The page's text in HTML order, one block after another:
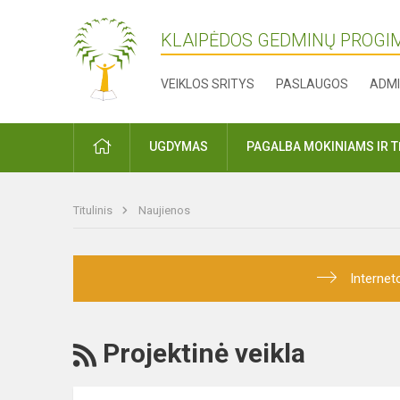
KLAIPĖDOS GEDMINŲ
VEIKLOS SRITYS PASLAUGOS
PRADŽIAUGDYMAS PAGALBA MOKINIAMS IR
Titulinis Naujienos
RSS
Projektinė veikla